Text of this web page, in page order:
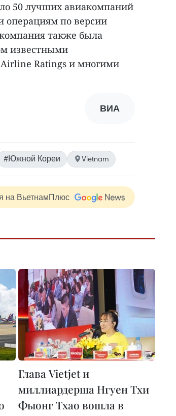
50 лучших авиакомпаний
операциям по версии
также была
известными
Airline Ratings и многими
ВИА
#Южной Кореи Vietnam
на ВьетнамПлюс
Глава Vietjet и
миллиардерша Нгуен Тхи
Фыонг Тхао вошла в